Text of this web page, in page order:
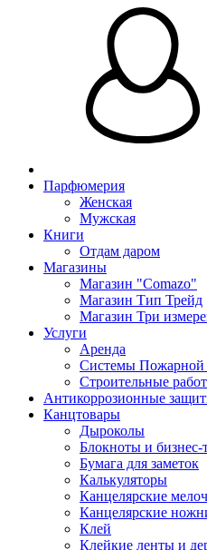
Парфюмерия
Женская
Мужская
Книги
Отдам даром
Магазины
Магазин "Comazo"
Магазин Тип Трейд
Магазин Три
Услуги
Аренда
Системы Пожарной
Строительные
Антикоррозионные
Канцтовары
Дыроколы
Блокноты и бизнес-
Бумага для заметок
Калькуляторы
Канцелярские
Канцелярские
Клей
Клейкие ленты и